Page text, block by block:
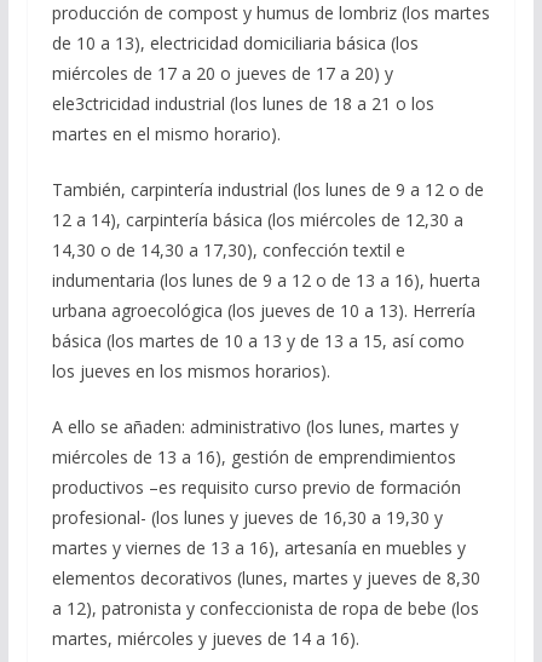
producción de compost y humus de lombriz (los martes
de 10 a 13), electricidad domiciliaria básica (los
miércoles de 17 a 20 o jueves de 17 a 20) y
ele3ctricidad industrial (los lunes de 18 a 21 o los
martes en el mismo horario).
También, carpintería industrial (los lunes de 9 a 12 o de
12 a 14), carpintería básica (los miércoles de 12,30 a
14,30 o de 14,30 a 17,30), confección textil e
indumentaria (los lunes de 9 a 12 o de 13 a 16), huerta
urbana agroecológica (los jueves de 10 a 13). Herrería
básica (los martes de 10 a 13 y de 13 a 15, así como
los jueves en los mismos horarios).
A ello se añaden: administrativo (los lunes, martes y
miércoles de 13 a 16), gestión de emprendimientos
productivos –es requisito curso previo de formación
profesional- (los lunes y jueves de 16,30 a 19,30 y
martes y viernes de 13 a 16), artesanía en muebles y
elementos decorativos (lunes, martes y jueves de 8,30
a 12), patronista y confeccionista de ropa de bebe (los
martes, miércoles y jueves de 14 a 16).